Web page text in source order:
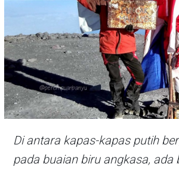
Di antara kapas-kapas putih
pada buaian biru angkasa, ada